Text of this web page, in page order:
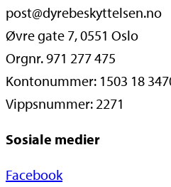
post@dyrebeskyttelsen.no
Øvre gate 7, 0551 Oslo
Orgnr. 971 277 475
Kontonummer: 1503 18
Vippsnummer: 2271
Sosiale medier
Facebook